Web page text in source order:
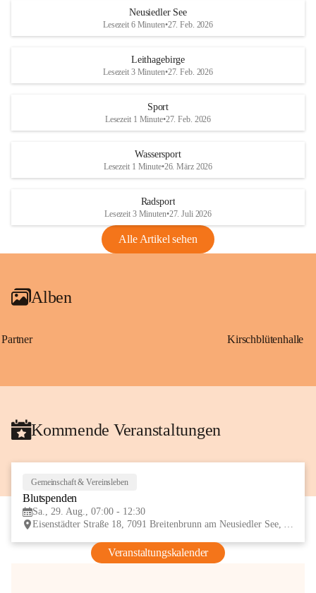
S
und den daraus folgenden wirtschaftlichen
Maßnahmen zur Bekämpfung
Rebe und der Amerikanischen
Anhang VBl. EU Nr. 18
1 Seite•1,4 MB
VBl. EU Nr. 18_2026
r
S
Neusiedler See
Lesezeit 6 Minuten•27. Feb. 2026
Leithagebirge
Lesezeit 3 Minuten•27. Feb. 2026
Sport
Lesezeit 1 Minute•27. Feb. 2026
Wassersport
Lesezeit 1 Minute•26. März 2026
Radsport
Lesezeit 3 Minuten•27. Juli 2026
Alle Artikel sehen
Alben
Partner Kirschblütenhalle
Kommende Veranstaltungen
Gemeinschaft & Vereinsleben
Blutspenden
Sa., 29. Aug., 07:00 - 12:30
Eisenstädter Straße 18, 7091 Breitenbrunn am Neusiedler See, AUT
Veranstaltungskalender